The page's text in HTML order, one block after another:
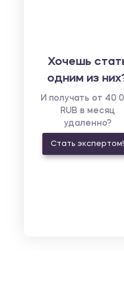
Хочешь
одним из
И получать от 40
RUB в месяц
удаленно?
Стать экспертом!